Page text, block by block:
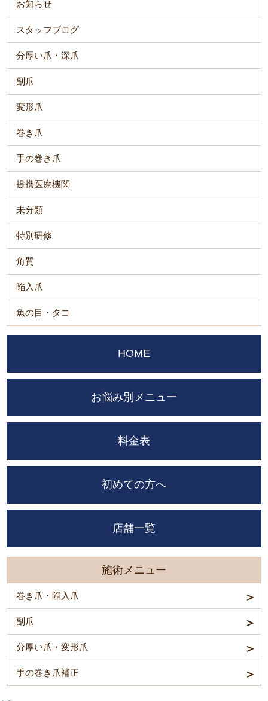
お知らせ
スタッフブログ
分厚い爪・深爪
副爪
変形爪
巻き爪
手の巻き爪
提携医療機関
未分類
特別研修
角質
陥入爪
魚の目・タコ
HOME
お悩み別メニュー
料金表
初めての方へ
店舗一覧
施術メニュー
巻き爪・陥入爪
副爪
分厚い爪・変形爪
手の巻き爪補正